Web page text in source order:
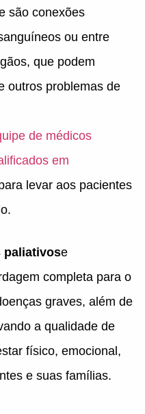
são conexões
ou entre
que podem
outros problemas de
de médicos
em
levar aos pacientes
paliativose
completa para o
graves, além de
a qualidade de
físico, emocional,
e suas famílias.